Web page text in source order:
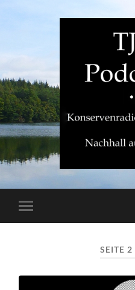
Mobile-
Menü
SEITE